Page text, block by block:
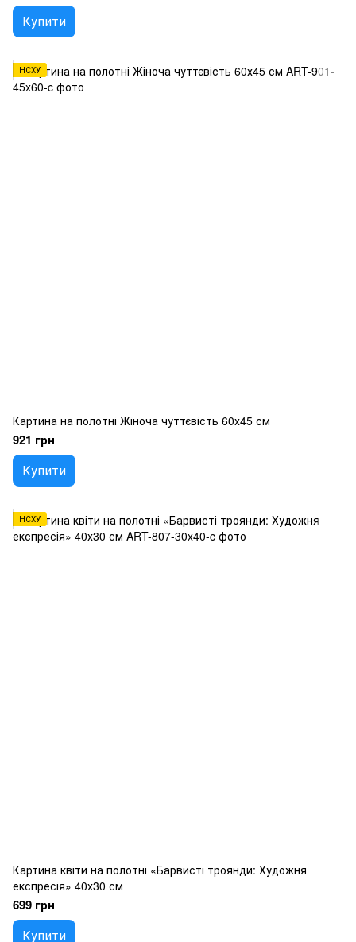
Купити
НСХУ
Картина на полотні Жіноча чуттєвість 60х45 см
921 грн
Купити
НСХУ
Картина квіти на полотні «Барвисті троянди: Художня
експресія» 40х30 см
699 грн
Купити